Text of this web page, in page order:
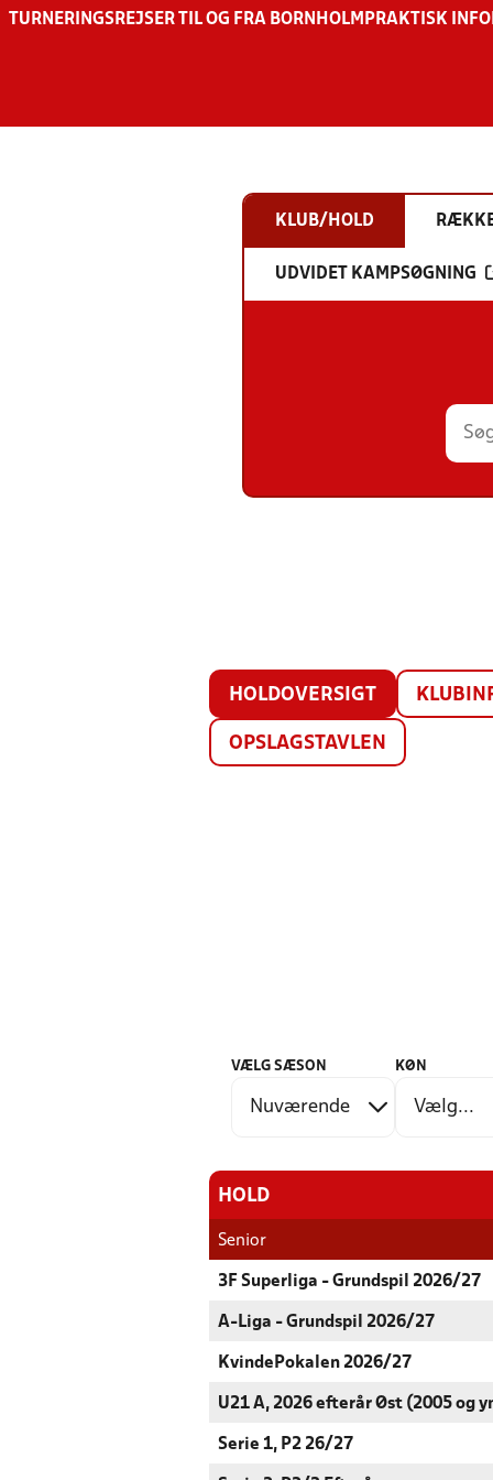
TURNERINGSREJSER TIL OG FRA BORNHOLM PRAKTISK
KLUB/HOLD
UDVIDET KAMPSØGNING
HOLDOVERSIGT
OPSLAGSTAVLEN
VÆLG SÆSON KØN
HOLD
Senior
3F Superliga - Grundspil 2026/27
A-Liga - Grundspil 2026/27
KvindePokalen 2026/27
U21 A, 2026 efterår Øst (2005 og
Serie 1, P2 26/27